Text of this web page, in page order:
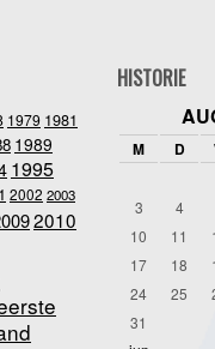
1979 1981
1989
1995
2002 2003
2010
HISTORIE
M D
3
4
10
11
17
18
24
25
31